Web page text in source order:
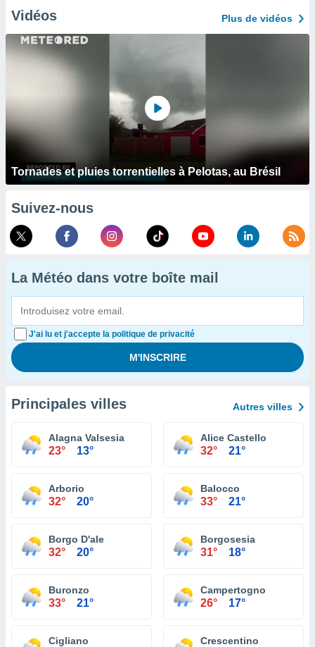
Vidéos Plus de vidéos
Tornades et pluies torrentielles à Pelotas, au Brésil
Suivez-nous
La Météo dans votre boîte mail
J'ai lu et j'accepte la politique de privacité
Principales villes Autres villes
Alagna Valsesia
23° 13°
Alice Castello
32° 21°
Arborio
32° 20°
Balocco
33° 21°
Borgo D'ale
32° 20°
Borgosesia
31° 18°
Buronzo
33° 21°
Campertogno
26° 17°
Cigliano Crescentino